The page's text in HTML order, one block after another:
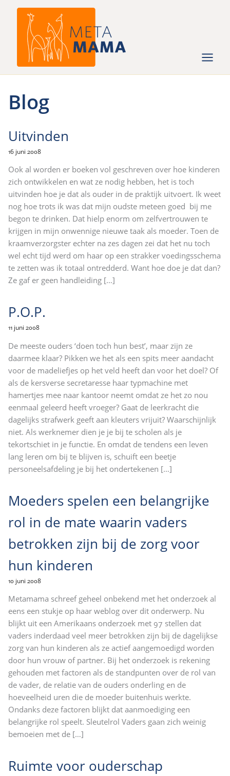
Blog
Uitvinden
16 juni 2008
Ook al worden er boeken vol geschreven over hoe kinderen
zich ontwikkelen en wat ze nodig hebben, het is toch
uitvinden hoe je dat als ouder in de praktijk uitvoert. Ik weet
nog hoe trots ik was dat mijn oudste meteen goed bij me
begon te drinken. Dat hielp enorm om zelfvertrouwen te
krijgen in mijn onwennige nieuwe taak als moeder. Toen de
kraamverzorgster echter na zes dagen zei dat het nu toch
wel echt tijd werd om haar op een strakker voedingsschema
te zetten was ik totaal ontredderd. Want hoe doe je dat dan?
Ze gaf er geen handleiding […]
P.O.P.
11 juni 2008
De meeste ouders ‘doen toch hun best’, maar zijn ze
daarmee klaar? Pikken we het als een spits meer aandacht
voor de madeliefjes op het veld heeft dan voor het doel? Of
als de kersverse secretaresse haar typmachine met
hamertjes mee naar kantoor neemt omdat ze het zo nou
eenmaal geleerd heeft vroeger? Gaat de leerkracht die
dagelijks strafwerk geeft aan kleuters vrijuit? Waarschijnlijk
niet. Als werknemer dien je je bij te scholen als je
tekortschiet in je functie. En omdat de tendens een leven
lang leren om bij te blijven is, schuift een beetje
personeelsafdeling je bij het ondertekenen […]
Moeders spelen een belangrijke
rol in de mate waarin vaders
betrokken zijn bij de zorg voor
hun kinderen
10 juni 2008
Metamama schreef geheel onbekend met het onderzoek al
eens een stukje op haar weblog over dit onderwerp. Nu
blijkt uit een Amerikaans onderzoek met 97 stellen dat
vaders inderdaad veel meer betrokken zijn bij de dagelijkse
zorg van hun kinderen als ze actief aangemoedigd worden
door hun vrouw of partner. Bij het onderzoek is rekening
gehouden met factoren als de standpunten over de rol van
de vader, de relatie van de ouders onderling en de
hoeveelheid uren die de moeder buitenhuis werkte.
Ondanks deze factoren blijkt dat aanmoediging een
belangrijke rol speelt. Sleutelrol Vaders gaan zich weinig
bemoeien met de […]
Ruimte voor ouderschap